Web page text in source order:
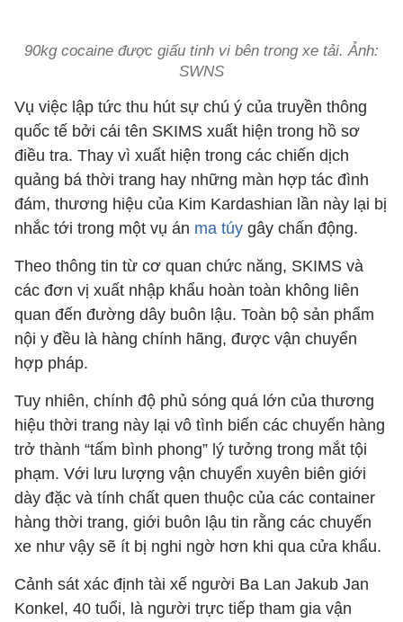
90kg cocaine được giấu tinh vi bên trong xe tải. Ảnh:
SWNS
Vụ việc lập tức thu hút sự chú ý của truyền thông
quốc tế bởi cái tên SKIMS xuất hiện trong hồ sơ
điều tra. Thay vì xuất hiện trong các chiến dịch
quảng bá thời trang hay những màn hợp tác đình
đám, thương hiệu của Kim Kardashian lần này lại bị
nhắc tới trong một vụ án ma túy gây chấn động.
Theo thông tin từ cơ quan chức năng, SKIMS và
các đơn vị xuất nhập khẩu hoàn toàn không liên
quan đến đường dây buôn lậu. Toàn bộ sản phẩm
nội y đều là hàng chính hãng, được vận chuyển
hợp pháp.
Tuy nhiên, chính độ phủ sóng quá lớn của thương
hiệu thời trang này lại vô tình biến các chuyến hàng
trở thành “tấm bình phong” lý tưởng trong mắt tội
phạm. Với lưu lượng vận chuyển xuyên biên giới
dày đặc và tính chất quen thuộc của các container
hàng thời trang, giới buôn lậu tin rằng các chuyến
xe như vậy sẽ ít bị nghi ngờ hơn khi qua cửa khẩu.
Cảnh sát xác định tài xế người Ba Lan Jakub Jan
Konkel, 40 tuổi, là người trực tiếp tham gia vận